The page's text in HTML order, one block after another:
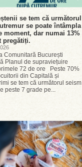
se tem că următorul
se poate întâmpla
moment, dar numai 13%
pregătiți.
Comunitară București
Planul de supraviețuire
72 de ore Peste 70%
din Capitală și
se tem că următorul seism
peste 7 grade pe...